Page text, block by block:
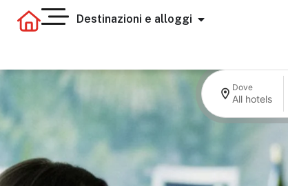
Destinazioni e alloggi
Dove
All hotels